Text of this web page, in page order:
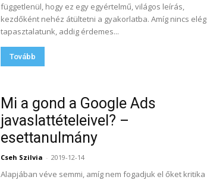
függetlenül, hogy ez egy egyértelmű, világos leírás,
kezdőként nehéz átültetni a gyakorlatba. Amíg nincs elég
tapasztalatunk, addig érdemes...
Tovább
Mi a gond a Google Ads
javaslattételeivel? –
esettanulmány
Cseh Szilvia - 2019-12-14
Alapjában véve semmi, amíg nem fogadjuk el őket kritika